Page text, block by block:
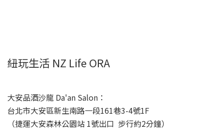
紐玩生活 NZ Life ORA
大安品酒沙龍 Da'an Salon：
台北市大安區新生南路一段161巷3-4號1F
（捷運大安森林公園站 1號出口 步行約2分鐘）